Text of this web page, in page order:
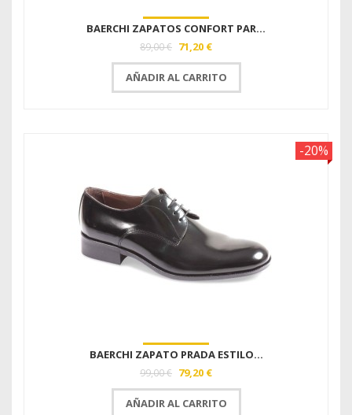
BAERCHI ZAPATOS CONFORT PAR...
89,00 € 71,20 €
AÑADIR AL CARRITO
-20%
BAERCHI ZAPATO PRADA ESTILO...
99,00 € 79,20 €
AÑADIR AL CARRITO